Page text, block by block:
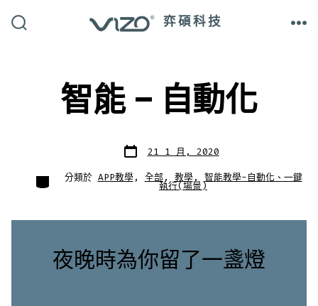
弈碩科技
智能 – 自動化
發
表
期
21 1 月, 2020
分
類
分類於 APP教學, 全部 , 教學, 智能教學-自動化、一鍵
執行(場景)
夜晚時為你留了一盞燈